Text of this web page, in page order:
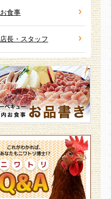
お食事
店長・スタッフ